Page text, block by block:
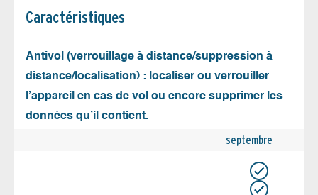
Caractéristiques
Antivol (verrouillage à distance/suppression à
distance/localisation) : localiser ou verrouiller
l’appareil en cas de vol ou encore supprimer les
données qu’il contient.
septembre